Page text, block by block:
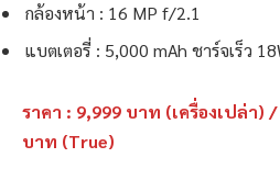
กล้องหน้า : 16 MP f/2.1
แบตเตอรี่ : 5,000 mAh ชาร์จเร็ว
ราคา : 9,999 บาท (เครื่องเปล่า)
บาท (True)